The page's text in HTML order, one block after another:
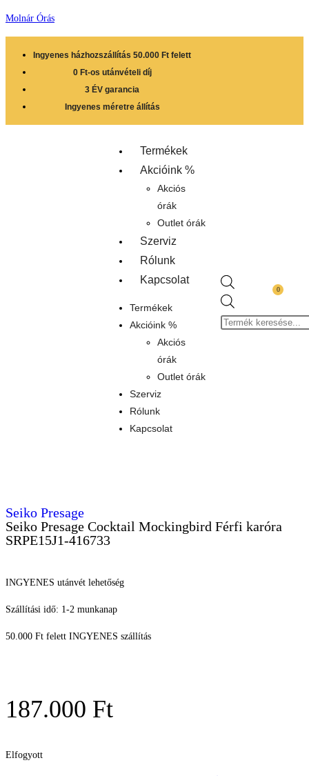
Molnár Órás
Ingyenes házhozszállítás 50.000 Ft felett
0 Ft-os utánvételi díj
3 ÉV garancia
Ingyenes méretre állítás
Termékek
Akcióink %
Akciós
órák
Outlet órák
Szerviz
Rólunk
Kapcsolat
Termékek
Akcióink %
Akciós
órák
Outlet órák
Szerviz
Rólunk
Kapcsolat
0
Seiko Presage
Seiko Presage Cocktail Mockingbird Férfi karóra
SRPE15J1-416733
INGYENES utánvét lehetőség
Szállítási idő: 1-2 munkanap
50.000 Ft felett INGYENES szállítás
187.000 Ft
Elfogyott